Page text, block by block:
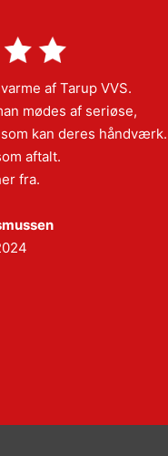
af Tarup VVS.
mødes af seriøse,
kan deres håndværk.
aftalt.
fra.